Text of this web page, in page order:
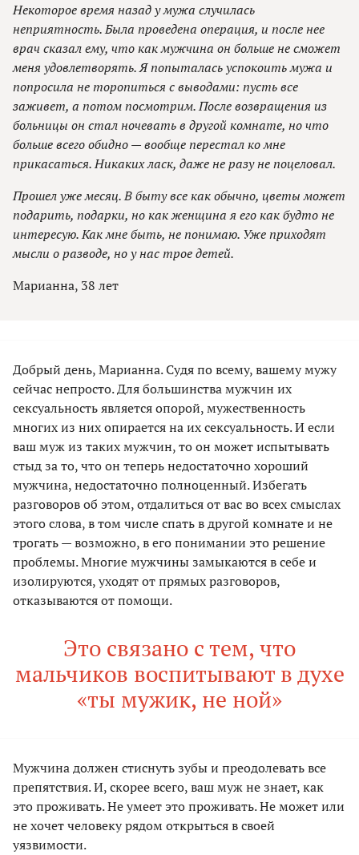
Некоторое время назад у мужа случилась
неприятность. Была проведена операция, и после нее
врач сказал ему, что как мужчина он больше не сможет
меня удовлетворять. Я попыталась успокоить мужа и
попросила не торопиться с выводами: пусть все
заживет, а потом посмотрим. После возвращения из
больницы он стал ночевать в другой комнате, но что
больше всего обидно — вообще перестал ко мне
прикасаться. Никаких ласк, даже не разу не поцеловал.
Прошел уже месяц. В быту все как обычно, цветы может
подарить, подарки, но как женщина я его как будто не
интересую. Как мне быть, не понимаю. Уже приходят
мысли о разводе, но у нас трое детей.
Марианна, 38 лет
Добрый день, Марианна. Судя по всему, вашему мужу
сейчас непросто. Для большинства мужчин их
сексуальность является опорой, мужественность
многих из них опирается на их сексуальность. И если
ваш муж из таких мужчин, то он может испытывать
стыд за то, что он теперь недостаточно хороший
мужчина, недостаточно полноценный. Избегать
разговоров об этом, отдалиться от вас во всех смыслах
этого слова, в том числе спать в другой комнате и не
трогать — возможно, в его понимании это решение
проблемы. Многие мужчины замыкаются в себе и
изолируются, уходят от прямых разговоров,
отказываются от помощи.
Это связано с тем, что
мальчиков воспитывают в духе
«ты мужик, не ной»
Мужчина должен стиснуть зубы и преодолевать все
препятствия. И, скорее всего, ваш муж не знает, как
это проживать. Не умеет это проживать. Не может или
не хочет человеку рядом открыться в своей
уязвимости.